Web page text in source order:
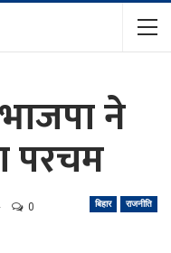
ने
परचम
बिहार राजनीति
0